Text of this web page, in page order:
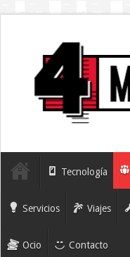
Tecnología
Servicios Viajes
Ocio Contacto